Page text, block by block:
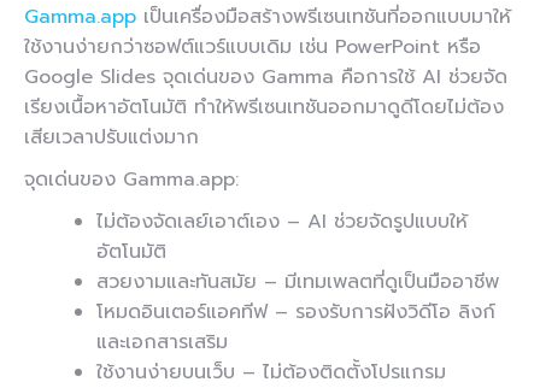
Gamma.app เป็นเครื่องมือสร้างพรีเซนเทชันที่ออกแบบมาให้
ใช้งานง่ายกว่าซอฟต์แวร์แบบเดิม เช่น PowerPoint หรือ
Google Slides จุดเด่นของ Gamma คือการใช้ AI ช่วยจัด
เรียงเนื้อหาอัตโนมัติ ทำให้พรีเซนเทชันออกมาดูดีโดยไม่ต้อง
เสียเวลาปรับแต่งมาก
จุดเด่นของ Gamma.app:
ไม่ต้องจัดเลย์เอาต์เอง – AI ช่วยจัดรูปแบบให้
อัตโนมัติ
สวยงามและทันสมัย – มีเทมเพลตที่ดูเป็นมืออาชีพ
โหมดอินเตอร์แอคทีฟ – รองรับการฝังวิดีโอ ลิงก์
และเอกสารเสริม
ใช้งานง่ายบนเว็บ – ไม่ต้องติดตั้งโปรแกรม